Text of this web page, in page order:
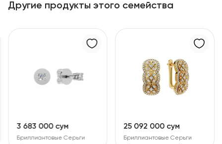
Другие продукты этого семейства
3 683 000 сум
Бриллиантовые Серьги
25 092 000 сум
Бриллиантовые Серьги